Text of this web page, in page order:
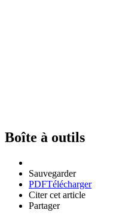
Boîte à outils
Sauvegarder
PDFTélécharger
Citer cet article
Partager